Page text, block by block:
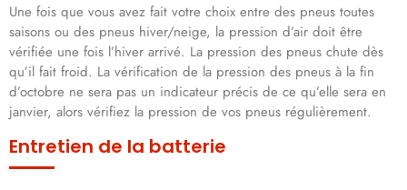
Une fois que vous avez fait votre choix entre des pneus toutes
saisons ou des pneus hiver/neige, la pression d’air doit être
vérifiée une fois l’hiver arrivé. La pression des pneus chute dès
qu’il fait froid. La vérification de la pression des pneus à la fin
d’octobre ne sera pas un indicateur précis de ce qu’elle sera en
janvier, alors vérifiez la pression de vos pneus régulièrement.
Entretien de la batterie